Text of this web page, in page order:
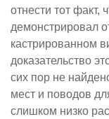
отнести тот факт,
демонстрировал
кастрированном
доказательство
сих пор не
мест и поводов
слишком низко